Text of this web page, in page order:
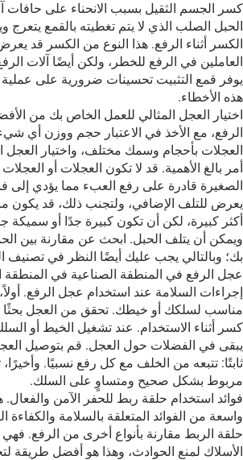
كسر الجسم الثقيل بسبب الانحناء على حافات
الحبل الصلب الذي لا يتم تغطيته بالقمع يتعرج
الكسر أثناء الرفع. هذا النوع من الكسر قد
العاملين في الرفع للخطر، ولكن أيضًا آلات
يوفر قمع التثبيت تحسينات ضرورية على
هذه الأخطاء.
اختيار العجل المثالي للعمل الخاص بك من
الرفع، مع الأخذ في الاعتبار حجم ووزن أي
العجلات بأحجام وسمك مختلف، واختيار العجل
أمر بالغ الأهمية. قد لا تكون العجلات أو
الصغيرة قادرة على رفع العبء مما يؤدي إلى
يعرض للتلف الإضافي، ولتجنب ذلك، قد يكون
أكثر كبيرة، لكن أن تكون كبيرة جدًا أو سميكة
ويمكن أن يتلف الحبل. ابحث عن مقارنة بين
بك؛ وبالتالي يجب عليك أيضًا النظر في تصنيف
عجل الرفع في المنطقة الصناعية في المنطقة
إجراءات السلامة عند استخدام عجل الرفع.
مناسب لسلكك أو خيطك. تحقق من العجل بحثًا
كسر أثناء الاستخدام. عند تشغيل الخيط أو
يبقى في الفضلات حول العجل. قم بتوصيل
ثابتًا: تتبعه من الخلف مع كل رفع نسبيًا.
مربوط بشكل صحيح ومتساوٍ على السلك.
فوائد استخدام حلقة ربط للحفر الآمن
واسعة من الفوائد المتعلقة بالسلامة والكفاءة
حلقة الربط مقارنة بأنواع أخرى من الرفع.
الأسلاك لمنع الحوادث، وهذا هو أفضل طريقة